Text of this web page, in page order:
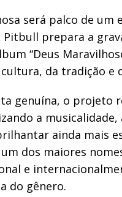
será palco de
prepara a
“Deus
da tradição e
genuína, o projeto
a
ainda mais
um dos maiores
e
do gênero.